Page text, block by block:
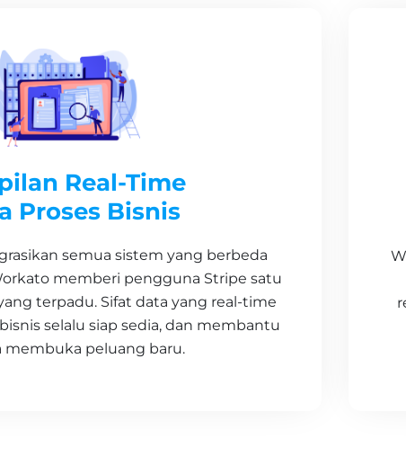
Real-Time
Proses Bisnis
semua sistem yang berbeda
memberi pengguna Stripe satu
terpadu. Sifat data yang real-time
selalu siap sedia, dan membantu
membuka peluang baru.